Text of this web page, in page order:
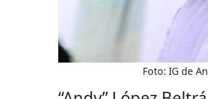
Foto: IG de